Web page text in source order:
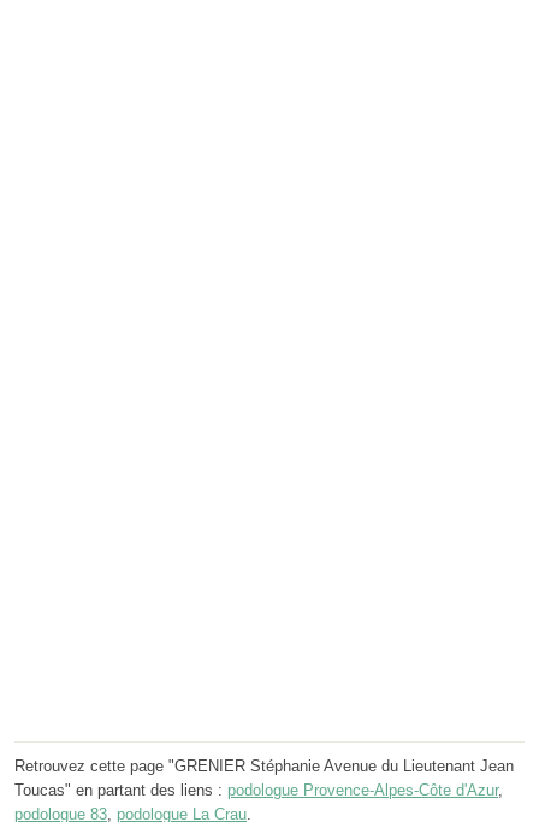
Retrouvez cette page "GRENIER Stéphanie Avenue du Lieutenant Jean
Toucas" en partant des liens : podologue Provence-Alpes-Côte d'Azur,
podologue 83, podologue La Crau.